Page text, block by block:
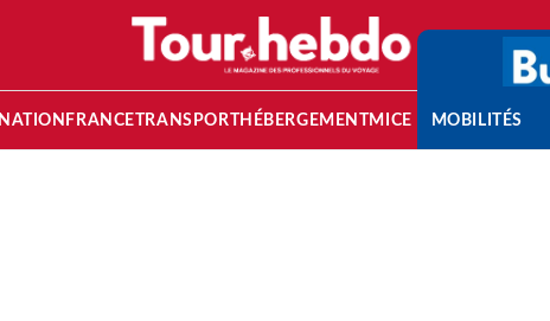
FRANCETRANSPORT HÉBERGEMENTMICE MOBILITÉS